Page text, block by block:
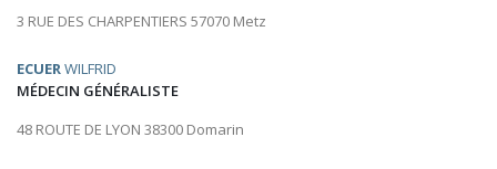
3 RUE DES CHARPENTIERS 57070 Metz
ECUERWILFRID
MÉDECIN GÉNÉRALISTE
48 ROUTE DE LYON 38300 Domarin